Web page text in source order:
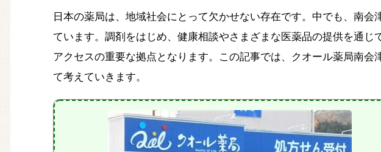
日本の薬局は、地域社会にとって欠かせない存在です。中でも、南
ています。調剤をはじめ、健康相談やさまざまな医薬品の提供を通
アクセスの重要な拠点となります。この記事では、クオール薬局南
て考えていきます。